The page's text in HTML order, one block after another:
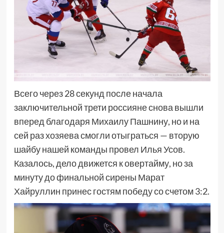
Всего через 28 секунд после начала
заключительной трети россияне снова вышли
вперед благодаря Михаилу Пашнину, но и на
сей раз хозяева смогли отыграться — вторую
шайбу нашей команды провел Илья Усов.
Казалось, дело движется к овертайму, но за
минуту до финальной сирены Марат
Хайруллин принес гостям победу со счетом 3:2.